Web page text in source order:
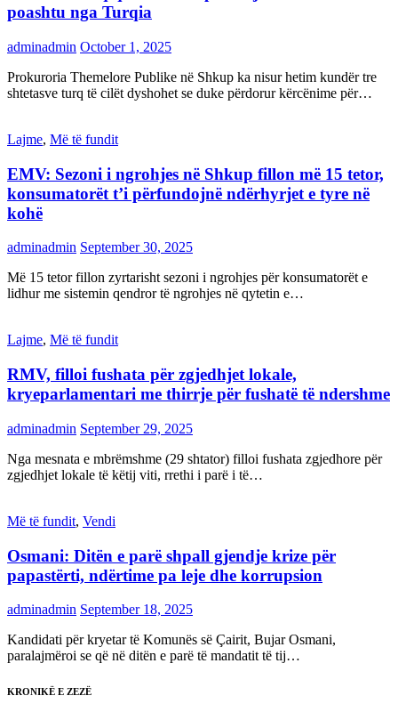
poashtu nga Turqia
adminadmin October 1, 2025
Prokuroria Themelore Publike në Shkup ka nisur hetim kundër tre
shtetasve turq të cilët dyshohet se duke përdorur kërcënime për…
Lajme, Më të fundit
EMV: Sezoni i ngrohjes në Shkup fillon më 15 tetor,
konsumatorët t’i përfundojnë ndërhyrjet e tyre në
kohë
adminadmin September 30, 2025
Më 15 tetor fillon zyrtarisht sezoni i ngrohjes për konsumatorët e
lidhur me sistemin qendror të ngrohjes në qytetin e…
Lajme, Më të fundit
RMV, filloi fushata për zgjedhjet lokale,
kryeparlamentari me thirrje për fushatë të ndershme
adminadmin September 29, 2025
Nga mesnata e mbrëmshme (29 shtator) filloi fushata zgjedhore për
zgjedhjet lokale të këtij viti, rrethi i parë i të…
Më të fundit, Vendi
Osmani: Ditën e parë shpall gjendje krize për
papastërti, ndërtime pa leje dhe korrupsion
adminadmin September 18, 2025
Kandidati për kryetar të Komunës së Çairit, Bujar Osmani,
paralajmëroi se që në ditën e parë të mandatit të tij…
KRONIKË E ZEZË